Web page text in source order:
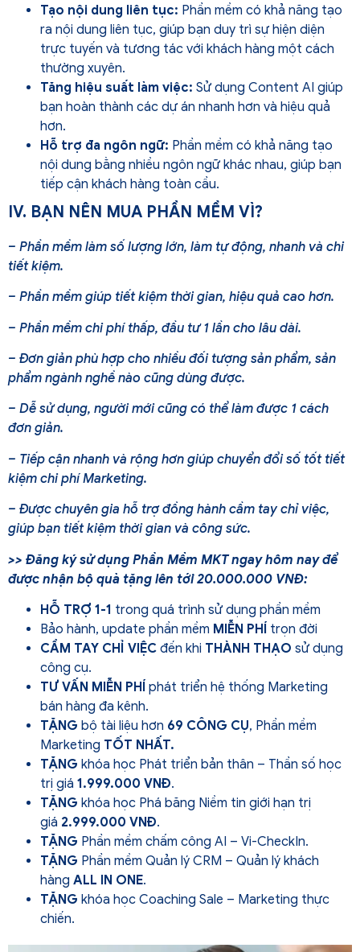
Tạo nội dung liên tục: Phần mềm có khả năng tạo
ra nội dung liên tục, giúp bạn duy trì sự hiện diện
trực tuyến và tương tác với khách hàng một cách
thường xuyên.
Tăng hiệu suất làm việc: Sử dụng Content AI giúp
bạn hoàn thành các dự án nhanh hơn và hiệu quả
hơn.
Hỗ trợ đa ngôn ngữ: Phần mềm có khả năng tạo
nội dung bằng nhiều ngôn ngữ khác nhau, giúp bạn
tiếp cận khách hàng toàn cầu.
IV. BẠN NÊN MUA PHẦN MỀM VÌ?
– Phần mềm làm số lượng lớn, làm tự động, nhanh và chi
tiết kiệm.
– Phần mềm giúp tiết kiệm thời gian, hiệu quả cao hơn.
– Phần mềm chi phí thấp, đầu tư 1 lần cho lâu dài.
– Đơn giản phù hợp cho nhiều đối tượng sản phẩm, sản
phẩm ngành nghề nào cũng dùng được.
– Dễ sử dụng, người mới cũng có thể làm được 1 cách
đơn giản.
– Tiếp cận nhanh và rộng hơn giúp chuyển đổi số tốt tiết
kiệm chi phí Marketing.
– Được chuyên gia hỗ trợ đồng hành cầm tay chỉ việc,
giúp bạn tiết kiệm thời gian và công sức.
>> Đăng ký sử dụng Phần Mềm MKT ngay hôm nay để
được nhận bộ quà tặng lên tới 20.000.000 VNĐ:
HỖ TRỢ 1-1 trong quá trình sử dụng phần mềm
Bảo hành, update phần mềm MIỄN PHÍ trọn đời
CẦM TAY CHỈ VIỆC đến khi THÀNH THẠO sử dụng
công cụ.
TƯ VẤN MIỄN PHÍ phát triển hệ thống Marketing
bán hàng đa kênh.
TẶNG bộ tài liệu hơn 69 CÔNG CỤ, Phần mềm
Marketing TỐT NHẤT.
TẶNG khóa học Phát triển bản thân – Thần số học
trị giá 1.999.000 VNĐ.
TẶNG khóa học Phá băng Niềm tin giới hạn trị
giá 2.999.000 VNĐ.
TẶNG Phần mềm chấm công AI – Vi-CheckIn.
TẶNG Phần mềm Quản lý CRM – Quản lý khách
hàng ALL IN ONE.
TẶNG khóa học Coaching Sale – Marketing thực
chiến.